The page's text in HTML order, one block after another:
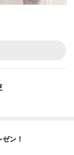
ン！